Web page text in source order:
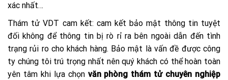
xác nhất…
Thám tử VDT cam kết: cam kết bảo mật thông tin tuyệt
đối không để thông tin bị rò rỉ ra bên ngoài dẫn đến tình
trạng rủi ro cho khách hàng. Bảo mật là vấn đề được công
ty chúng tôi trú trọng nhất nên quý khách có thể hoàn toàn
yên tâm khi lựa chọn văn phòng thám tử chuyên nghiệp